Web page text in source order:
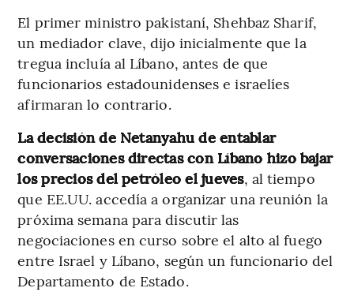
El primer ministro pakistaní, Shehbaz Sharif,
un mediador clave, dijo inicialmente que la
tregua incluía al Líbano, antes de que
funcionarios estadounidenses e israelíes
afirmaran lo contrario.
La decisión de Netanyahu de entablar
conversaciones directas con Líbano hizo bajar
los precios del petróleo el jueves, al tiempo
que EE.UU. accedía a organizar una reunión la
próxima semana para discutir las
negociaciones en curso sobre el alto al fuego
entre Israel y Líbano, según un funcionario del
Departamento de Estado.